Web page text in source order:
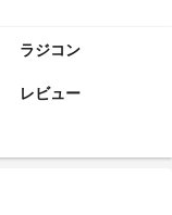
ラジコン
レビュー